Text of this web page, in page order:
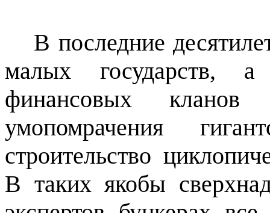
В последние
малых государств,
финансовых
умопомрачения
строительство
В таких якобы